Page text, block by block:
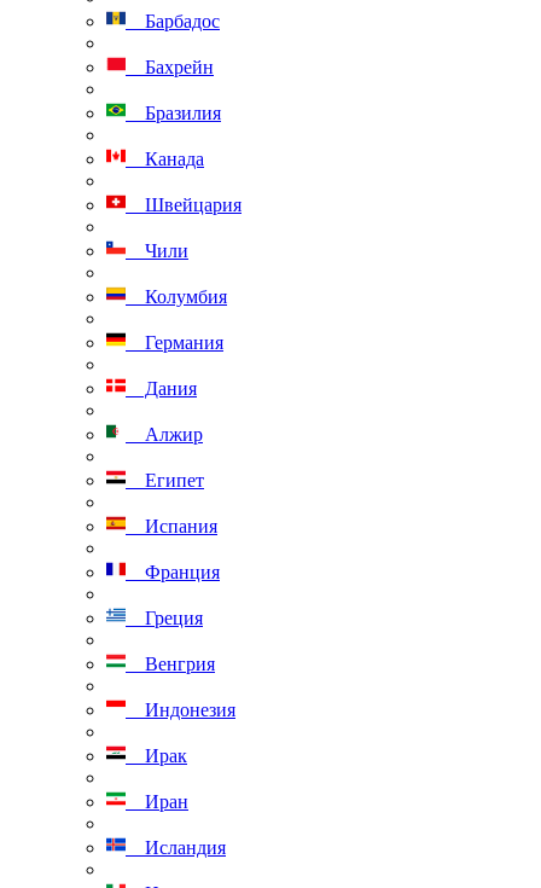
Барбадос
Бахрейн
Бразилия
Канада
Швейцария
Чили
Колумбия
Германия
Дания
Алжир
Египет
Испания
Франция
Греция
Венгрия
Индонезия
Ирак
Иран
Исландия